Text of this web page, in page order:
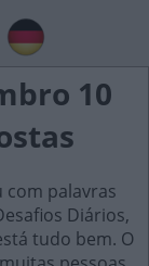
10
com palavras
Diários,
tudo bem. O